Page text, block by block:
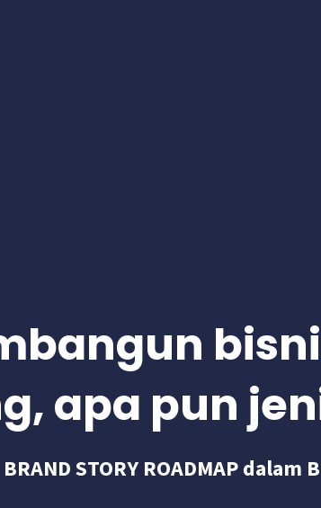
apa pun
STORY ROADMAP dalam